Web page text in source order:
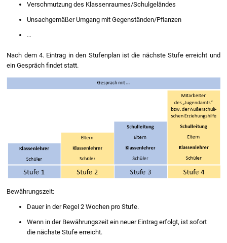
Verschmutzung des Klassenraumes/Schulgeländes
Unsachgemäßer Umgang mit Gegenständen/Pflanzen
…
Nach dem 4. Eintrag in den Stufenplan ist die nächste Stufe erreicht und
ein Gespräch findet statt.
Bewährungszeit:
Dauer in der Regel 2 Wochen pro Stufe.
Wenn in der Bewährungszeit ein neuer Eintrag erfolgt, ist sofort
die nächste Stufe erreicht.